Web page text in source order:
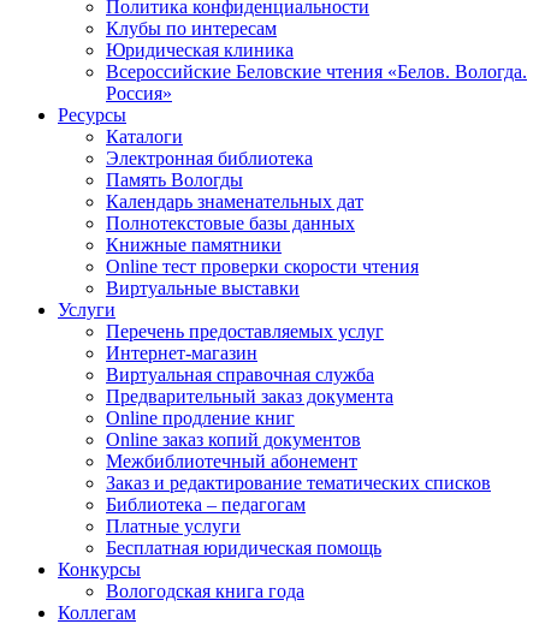
Политика конфиденциальности
Клубы по интересам
Юридическая клиника
Всероссийские Беловские чтения «Белов. Вологда.
Россия»
Ресурсы
Каталоги
Электронная библиотека
Память Вологды
Календарь знаменательных дат
Полнотекстовые базы данных
Книжные памятники
Online тест проверки скорости чтения
Виртуальные выставки
Услуги
Перечень предоставляемых услуг
Интернет-магазин
Виртуальная справочная служба
Предварительный заказ документа
Online продление книг
Online заказ копий документов
Межбиблиотечный абонемент
Заказ и редактирование тематических списков
Библиотека – педагогам
Платные услуги
Бесплатная юридическая помощь
Конкурсы
Вологодская книга года
Коллегам